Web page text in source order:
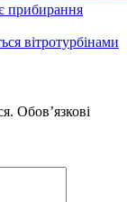
прибирання
вітротурбінами
Обов’язкові